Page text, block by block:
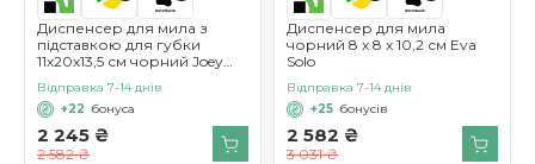
Бурштинова пляшка, чорний
насос
Категорія:
Диспенсери для мила HCYWOC
Диспенсер для мила з
підставкою для губки
11х20х13,5 см чорний Joey
2 245 ₴
2 582 ₴
Відправка 7-14 днів
+22 бонуса
Диспенсер для мила
чорний 8 х 8 х 10,2 см Eva
Solo
2 582 ₴
3 031 ₴
Відправка 7-14 днів
+25 бонусів